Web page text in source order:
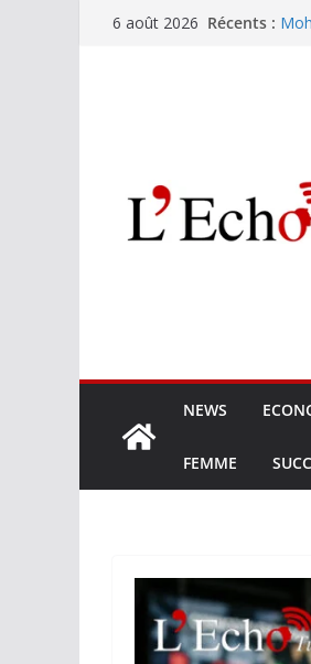
Passer6 août 2026 Récents :
NEWS
FEMME